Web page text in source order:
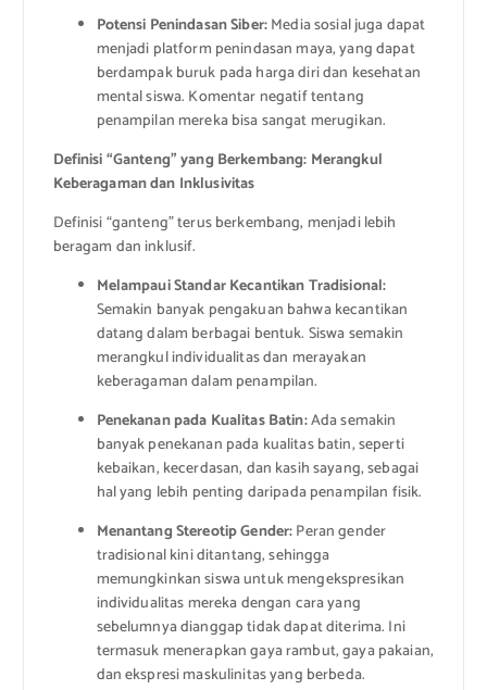
Potensi Penindasan Siber:Media sosial juga dapat
menjadi platform penindasan maya, yang dapat
berdampak buruk pada harga diri dan kesehatan
mental siswa. Komentar negatif tentang
penampilan mereka bisa sangat merugikan.
Definisi “Ganteng” yang Berkembang: Merangkul
Keberagaman dan Inklusivitas
Definisi “ganteng” terus berkembang, menjadi lebih
beragam dan inklusif.
Melampaui Standar Kecantikan Tradisional:
Semakin banyak pengakuan bahwa kecantikan
datang dalam berbagai bentuk. Siswa semakin
merangkul individualitas dan merayakan
keberagaman dalam penampilan.
Penekanan pada Kualitas Batin:Ada semakin
banyak penekanan pada kualitas batin, seperti
kebaikan, kecerdasan, dan kasih sayang, sebagai
hal yang lebih penting daripada penampilan fisik.
Menantang Stereotip Gender:Peran gender
tradisional kini ditantang, sehingga
memungkinkan siswa untuk mengekspresikan
individualitas mereka dengan cara yang
sebelumnya dianggap tidak dapat diterima. Ini
termasuk menerapkan gaya rambut, gaya pakaian,
dan ekspresi maskulinitas yang berbeda.